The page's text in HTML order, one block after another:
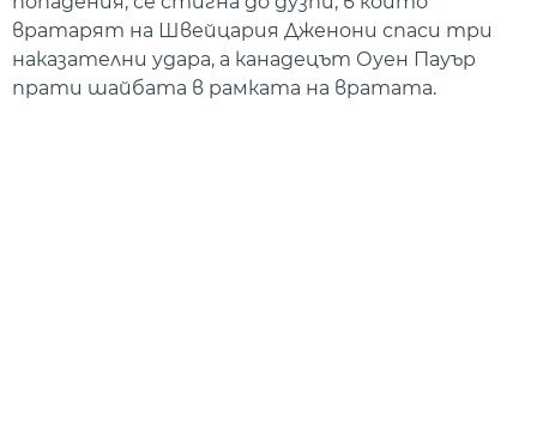
вратарят на Швейцария Дженони спаси три
наказателни удара, а канадецът Оуен Пауър
прати шайбата в рамката на вратата.